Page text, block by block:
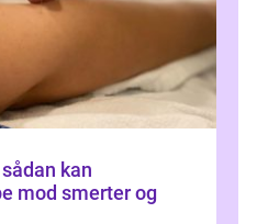
mod smerter og